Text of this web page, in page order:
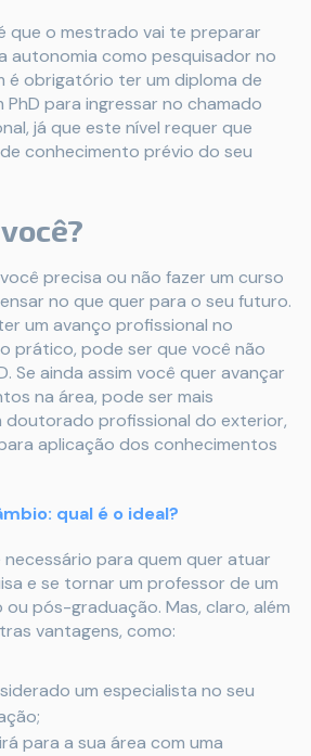
que o mestrado vai te preparar
autonomia como pesquisador no
é obrigatório ter um diploma de
para ingressar no chamado
já que este nível requer que
conhecimento prévio do seu
precisa ou não fazer um curso
no que quer para o seu futuro.
um avanço profissional no
prático, pode ser que você não
Se ainda assim você quer avançar
na área, pode ser mais
doutorado profissional do exterior,
aplicação dos conhecimentos
qual é o ideal?
necessário para quem quer atuar
e se tornar um professor de um
pós-graduação. Mas, claro, além
vantagens, como:
um especialista no seu
para a sua área com uma